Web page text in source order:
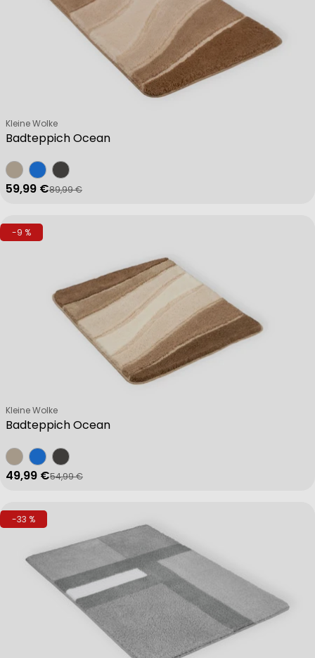
Badteppich Ocean
Verkäufer:
Kleine Wolke
Verkaufspreis
59,99 €
Regulärer Preis
89,99 €
-9 %
Badteppich Ocean
Verkäufer:
Kleine Wolke
Verkaufspreis
49,99 €
Regulärer Preis
54,99 €
-33 %